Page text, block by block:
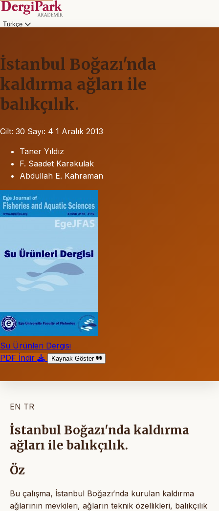
Türkçe
İstanbul Boğazı'nda
kaldırma ağları ile
balıkçılık.
Cilt: 30 Sayı: 4 1 Aralık 2013
Taner Yıldız
F. Saadet Karakulak
Abdullah E. Kahraman
Su Ürünleri Dergisi
PDF İndir
Kaynak Göster
EN TR
İstanbul Boğazı'nda kaldırma
ağları ile balıkçılık.
Öz
Bu çalışma, İstanbul Boğazı’nda kurulan kaldırma
ağlarının mevkileri, ağların teknik özellikleri, balıkçılık